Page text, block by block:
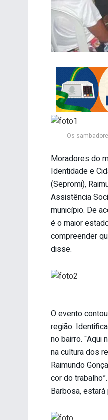
Os
Moradores do
Identidade e
(Sepromi),
Assistência
município. De
é o maior
compreender
disse.
O evento
região.
no bairro.
na cultura dos
Raimundo
cor do
Barbosa,